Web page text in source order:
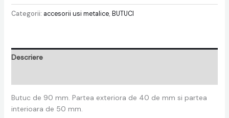
Categorii: accesorii usi metalice, BUTUCI
Descriere
Butuc de 90 mm. Partea exteriora de 40 de mm si partea
interioara de 50 mm.